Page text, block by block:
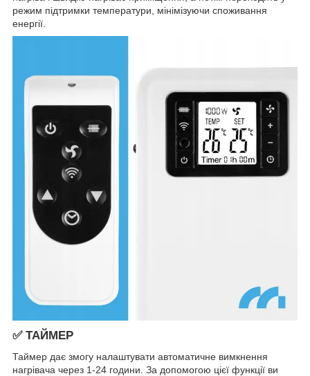
режим підтримки температури, мінімізуючи споживання
енергії.
✅ ТАЙМЕР
Таймер дає змогу налаштувати автоматичне вимкнення
нагрівача через 1-24 години. За допомогою цієї функції ви